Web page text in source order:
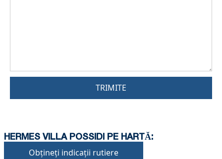
TRIMITE
HERMES VILLA POSSIDI PE HARTĂ:
Obțineți indicații rutiere